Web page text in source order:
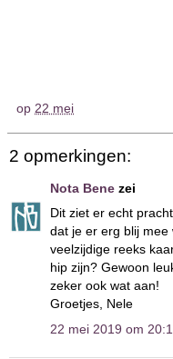
op 22 mei
2 opmerkingen:
Nota Bene zei
Dit ziet er echt
dat je er erg blij mee
veelzijdige reeks
hip zijn? Gewoon
zeker ook wat aan!
Groetjes, Nele
22 mei 2019 om